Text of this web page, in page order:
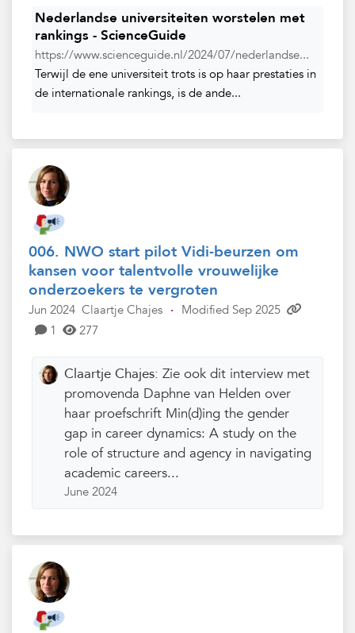
Nederlandse universiteiten worstelen met
rankings - ScienceGuide
https://www.scienceguide.nl/2024/07/nederlandse...
Terwijl de ene universiteit trots is op haar prestaties in
de internationale rankings, is de ande...
006. NWO start pilot Vidi-beurzen om
kansen voor talentvolle vrouwelijke
onderzoekers te vergroten
Jun 2024 Claartje Chajes · Modified Sep 2025
1
277
Claartje Chajes:Zie ook dit interview met
promovenda Daphne van Helden over
haar proefschrift Min(d)ing the gender
gap in career dynamics: A study on the
role of structure and agency in navigating
academic careers...
June 2024